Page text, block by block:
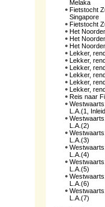
Melaka
Fietstocht
Singapore
Fietstocht
Het
Het
Het
Lekker,
Lekker,
Lekker,
Lekker,
Lekker,
Lekker,
Reis naar
L.A.(1,
L.A.(2)
L.A.(3)
L.A.(4)
L.A.(5)
L.A.(6)
L.A.(7)